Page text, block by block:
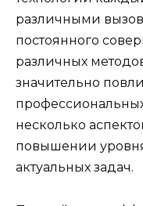
различными
постоянного
различных
значительно
несколько
повышении
актуальных задач.